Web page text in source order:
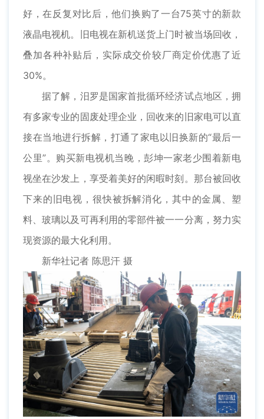
好，在反复对比后，他们换购了一台75英寸的新款
液晶电视机。旧电视在新机送货上门时被当场回收，
叠加各种补贴后，实际成交价较厂商定价优惠了近
30%。
据了解，汨罗是国家首批循环经济试点地区，拥
有多家专业的固废处理企业，回收来的旧家电可以直
接在当地进行拆解，打通了家电以旧换新的“最后一
公里”。购买新电视机当晚，彭坤一家老少围着新电
视坐在沙发上，享受着美好的闲暇时刻。那台被回收
下来的旧电视，很快被拆解消化，其中的金属、塑
料、玻璃以及可再利用的零部件被一一分离，努力实
现资源的最大化利用。
新华社记者 陈思汗 摄